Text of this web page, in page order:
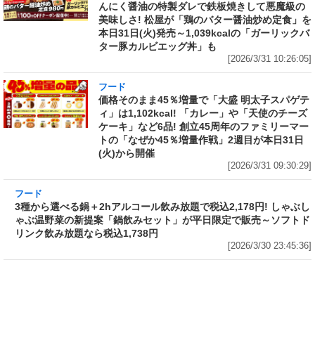
んにく醤油の特製ダレで鉄板焼きして悪魔級の
美味しさ! 松屋が「鶏のバター醤油炒め定食」を
本日31日(火)発売～1,039kcalの「ガーリックバ
ター豚カルビエッグ丼」も
[2026/3/31 10:26:05]
フード
価格そのまま45％増量で「大盛 明太子スパゲテ
ィ」は1,102kcal! 「カレー」や「天使のチーズ
ケーキ」など6品! 創立45周年のファミリーマー
トの「なぜか45％増量作戦」2週目が本日31日
(火)から開催
[2026/3/31 09:30:29]
3種から選べる鍋＋2hアルコール飲み放題で税
込2,178円! しゃぶしゃぶ温野菜の新提案「鍋飲
みセット」が平日限定で販売～ソフトドリンク
[2026/3/30 23:45:36]